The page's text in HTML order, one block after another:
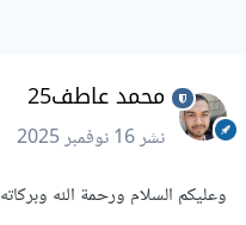
محمد عاطف25
نشر16 نوفمبر 2025
وعليكم السلام ورحمة الله وبركاته.